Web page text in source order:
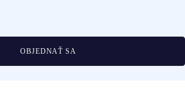
OBJEDNAŤ SA